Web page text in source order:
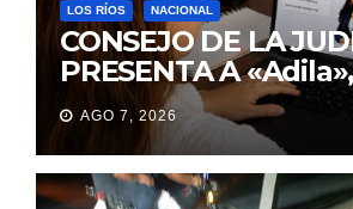
LOS RÍOS NACIONAL
CONSEJO DE LA
PRESENTA A
ASISTENTE
ORIENTA A LA
SOBRE TRÁMITES
JUDICIALES
AGO 7, 2026